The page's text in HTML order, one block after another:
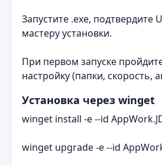
Запустите .exe, подтвердите
мастеру установки.
При первом запуске
настройку (папки, скорость,
Установка через winget
winget install -e --id
winget upgrade -e --id